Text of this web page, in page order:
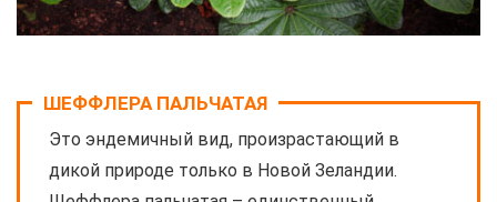
ШЕФФЛЕРА ПАЛЬЧАТАЯ
Это эндемичный вид, произрастающий в
дикой природе только в Новой Зеландии.